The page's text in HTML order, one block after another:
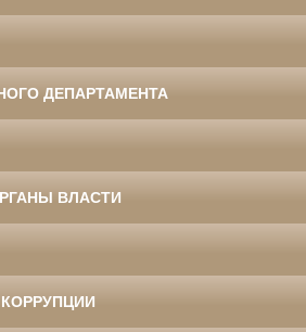
ДЕПАРТАМЕНТА
ВЛАСТИ